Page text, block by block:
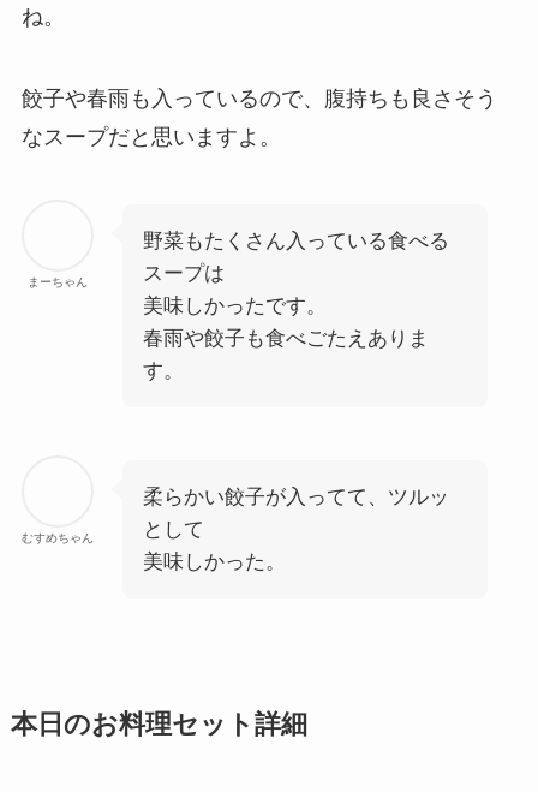
ね。
餃子や春雨も入っているので、腹持ちも良さそう
なスープだと思いますよ。
まーちゃん
野菜もたくさん入っている食べる
スープは
美味しかったです。
春雨や餃子も食べごたえありま
す。
むすめちゃん
柔らかい餃子が入ってて、ツルッ
として
美味しかった。
本日のお料理セット詳細